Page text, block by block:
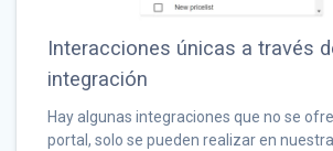
Interacciones únicas a través
integración
Hay algunas integraciones que no se
portal, solo se pueden realizar en